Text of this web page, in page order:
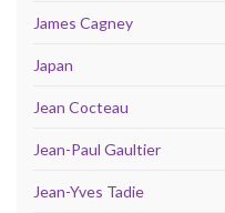
James Cagney
Japan
Jean Cocteau
Jean-Paul Gaultier
Jean-Yves Tadie